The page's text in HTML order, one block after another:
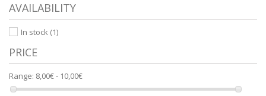
AVAILABILITY
In stock (1)
PRICE
Range: 8,00€ - 10,00€